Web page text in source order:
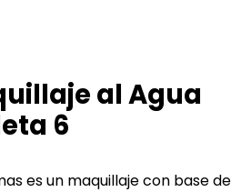
al Agua
6
es un maquillaje con base de